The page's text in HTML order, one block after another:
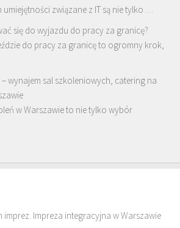
związane z IT są nie tylko …
się do wyjazdu do pracy za granicę?
do pracy za granicę to ogromny krok,
– wynajem sal szkoleniowych, catering na
w Warszawie to nie tylko wybór
Impreza integracyjna w Warszawie